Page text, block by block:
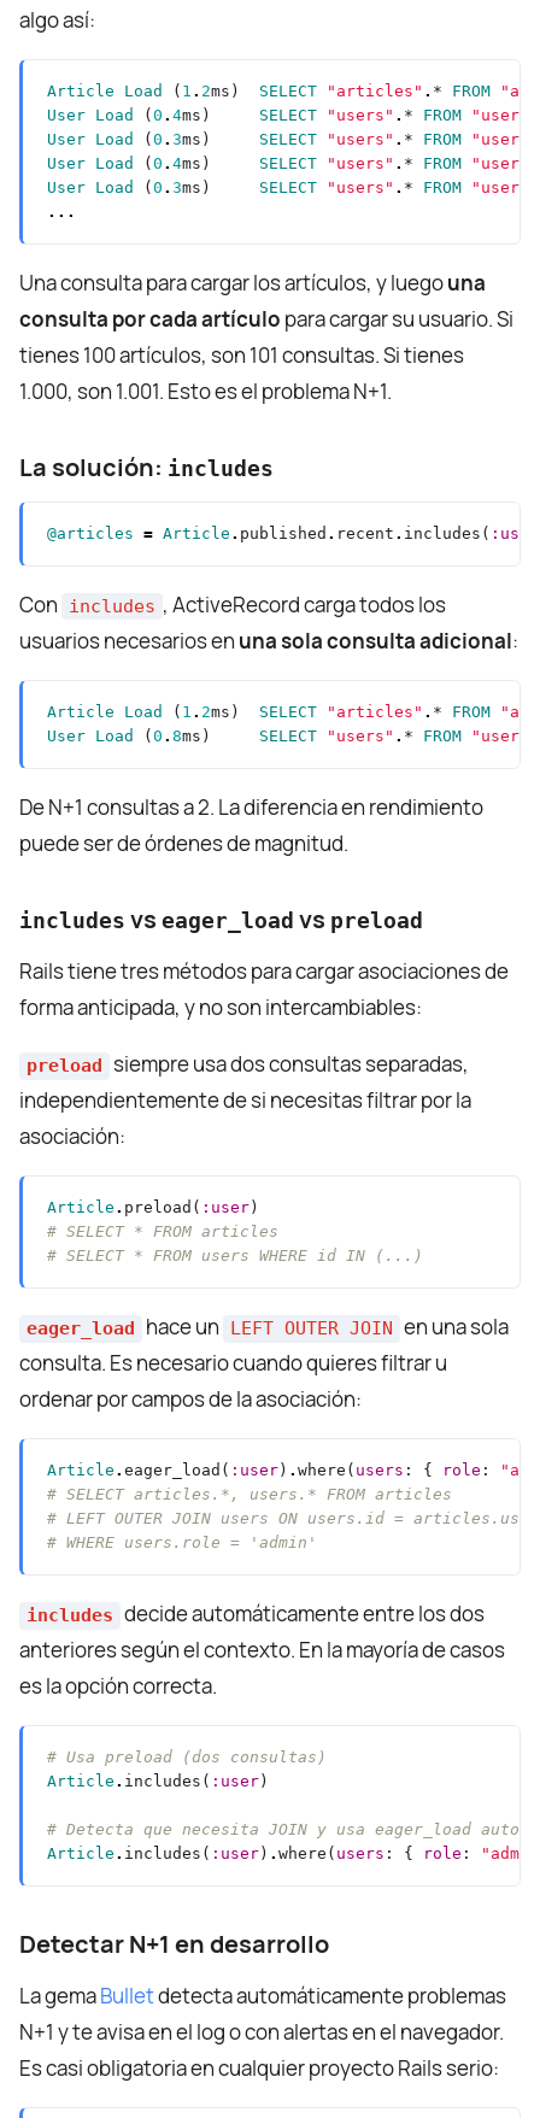
algo así:
Article Load ( 1 . 2ms) SELECT "articles" . * FROM
User Load ( 0 . 4ms) SELECT "users" . * FROM
"users"
User Load ( 0 . 3ms) SELECT "users" . * FROM
"users"
User Load ( 0 . 4ms) SELECT "users" . * FROM
"users"
User Load ( 0 . 3ms) SELECT "users" . * FROM
"users"
...
Una consulta para cargar los artículos, y luegouna
consulta por cada artículo para cargar su usuario. Si
tienes 100 artículos, son 101 consultas. Si tienes
1.000, son 1.001. Esto es el problema N+1.
La solución: includes
@articles = Article . published . recent . includes( :user
Con includes , ActiveRecord carga todos los
usuarios necesarios en una sola consulta adicional:
Article Load ( 1 . 2ms) SELECT "articles" . * FROM
User Load ( 0 . 8ms) SELECT "users" . * FROM "users"
De N+1 consultas a 2. La diferencia en rendimiento
puede ser de órdenes de magnitud.
includes vs eager_load vs preload
Rails tiene tres métodos para cargar asociaciones de
forma anticipada, y no son intercambiables:
preload
siempre usa dos consultas separadas,
independientemente de si necesitas filtrar por la
asociación:
Article . preload( :user
# SELECT * FROM articles
# SELECT * FROM users WHERE id IN (...)
eager_load hace un LEFT OUTER JOIN
en una sola
consulta. Es necesario cuando quieres filtrar u
ordenar por campos de la asociación:
Article . eager_load( :user ) . where( users : { role :
# SELECT articles.*, users.* FROM articles
# LEFT OUTER JOIN users ON users.id =
# WHERE users.role = 'admin'
includes decide automáticamente entre los dos
anteriores según el contexto. En la mayoría de casos
es la opción correcta.
# Usa preload (dos consultas)
Article . includes( :user
# Detecta que necesita JOIN y usa eager_load
Article . includes( :user ) . where( users : { role :
Detectar N+1 en desarrollo
La gemaBulletdetecta automáticamente problemas
N+1 y te avisa en el log o con alertas en el navegador.
Es casi obligatoria en cualquier proyecto Rails serio: